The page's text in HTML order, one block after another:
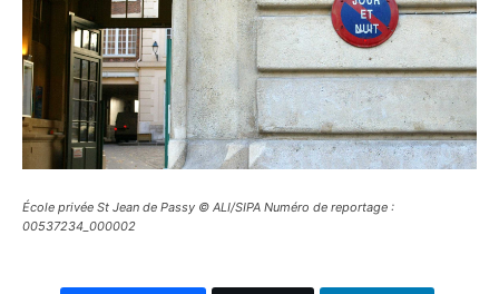
École privée St Jean de Passy © ALI/SIPA Numéro de reportage :
00537234_000002